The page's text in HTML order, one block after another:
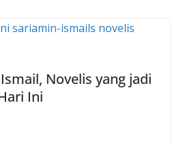
Novelis yang jadi
Ini